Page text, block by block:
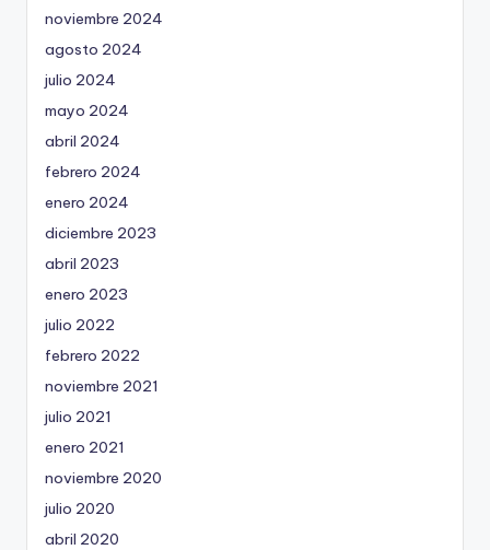
noviembre 2024
agosto 2024
julio 2024
mayo 2024
abril 2024
febrero 2024
enero 2024
diciembre 2023
abril 2023
enero 2023
julio 2022
febrero 2022
noviembre 2021
julio 2021
enero 2021
noviembre 2020
julio 2020
abril 2020